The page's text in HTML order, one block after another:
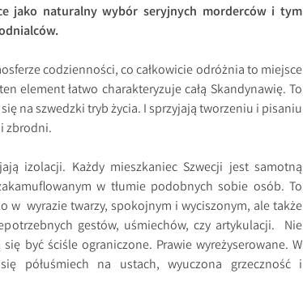
jako naturalny wybór seryjnych morderców i tym
codzienności, co całkowicie odróżnia to miejsce
element łatwo charakteryzuje całą Skandynawię. To
na szwedzki tryb życia. I sprzyjają tworzeniu i pisaniu
zbrodni.
izolacji. Każdy mieszkaniec Szwecji jest samotną
w tłumie podobnych sobie osób. To
w wyrazie twarzy, spokojnym i wyciszonym, ale także
gestów, uśmiechów, czy artykulacji. Nie
być ściśle ograniczone. Prawie wyreżyserowane. W
półuśmiech na ustach, wyuczona grzeczność i